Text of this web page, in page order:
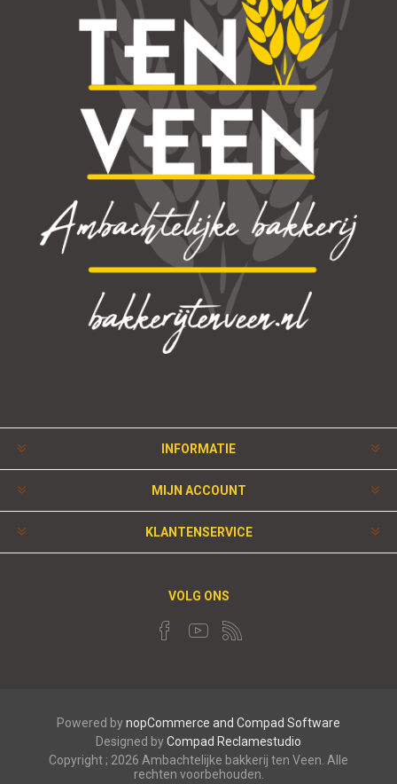
INFORMATIE
MIJN ACCOUNT
KLANTENSERVICE
VOLG ONS
Powered bynopCommerce and Compad Software
Designed byCompad Reclamestudio
Copyright ; 2026 Ambachtelijke bakkerij ten Veen. Alle
rechten voorbehouden.